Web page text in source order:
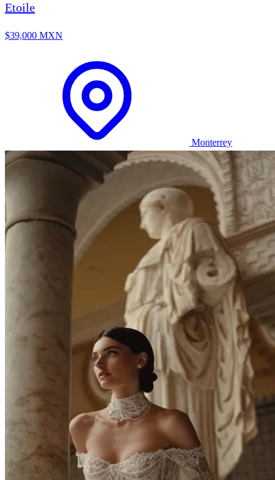
Etoile
$39,000 MXN
Monterrey